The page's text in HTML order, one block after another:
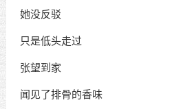
她没反驳
只是低头走过
张望到家
闻见了排骨的香味